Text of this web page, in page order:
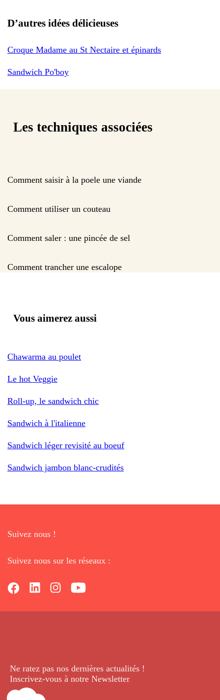
D’autres idées délicieuses
Croque Madame au St Nectaire et épinards
Sandwich Po'boy
Les techniques associées
Comment saisir à la poele une viande
Comment utiliser un couteau
Comment saler : une pincée de sel
Comment trancher une escalope
Vous aimerez aussi
Chawarma au poulet
Le hot Veggie
Roll-up, le sandwich chic
Sandwich à l'italienne
Sandwich léger revisité au boeuf
Sandwich jambon blanc-crudités
Suivez nous !
Suivez nous sur les réseaux :
Ne ratez pas nos dernières actualités !
Inscrivez-vous à notre Newsletter.